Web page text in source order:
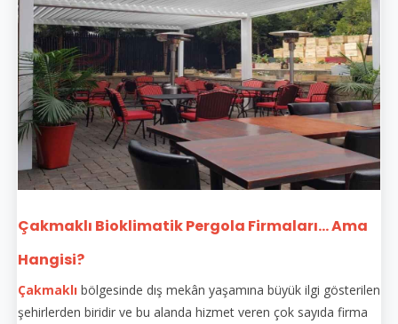
Çakmaklı Bioklimatik Pergola Firmaları... Ama
Hangisi?
Çakmaklı bölgesinde dış mekân yaşamına büyük ilgi gösterilen
şehirlerden biridir ve bu alanda hizmet veren çok sayıda firma